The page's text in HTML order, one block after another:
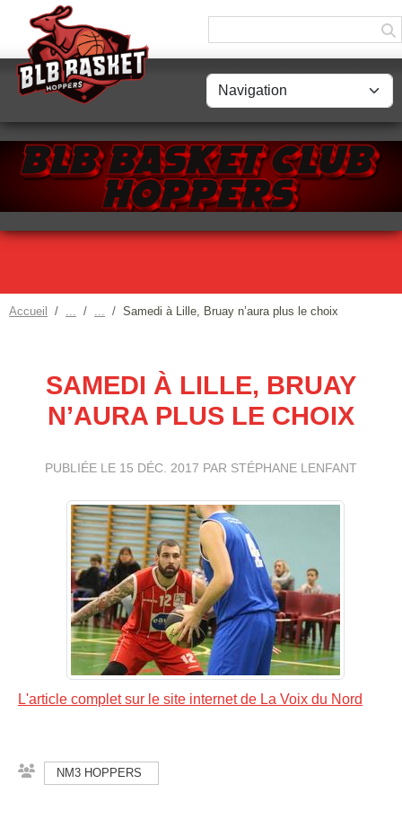
Accueil Samedi à Lille, Bruay n’aura plus le choix
SAMEDI À LILLE, BRUAY
N’AURA PLUS LE CHOIX
PUBLIÉE LE 15 DÉC. 2017 PAR STÉPHANE LENFANT
L'article complet sur le site internet de La Voix du Nord
NM3 HOPPERS
Panneau de gestion des cookies